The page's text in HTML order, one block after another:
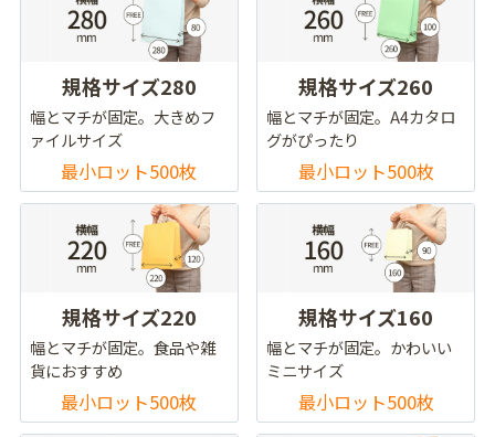
規格サイズ280
幅とマチが固定。大きめフ
ァイルサイズ
最小ロット500枚
規格サイズ260
幅とマチが固定。A4カタロ
グがぴったり
最小ロット500枚
規格サイズ220
幅とマチが固定。食品や雑
貨におすすめ
最小ロット500枚
規格サイズ160
幅とマチが固定。かわいい
ミニサイズ
最小ロット500枚